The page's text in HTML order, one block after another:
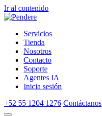
Ir al contenido
Servicios
Tienda
Nosotros
Contacto
Soporte
Agentes IA
Inicia sesión
+52 55 1204 1276 Contáctanos